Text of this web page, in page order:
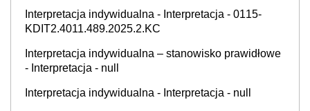
Interpretacja indywidualna - Interpretacja - 0115-
KDIT2.4011.489.2025.2.KC
Interpretacja indywidualna – stanowisko prawidłowe
- Interpretacja - null
Interpretacja indywidualna - Interpretacja - null